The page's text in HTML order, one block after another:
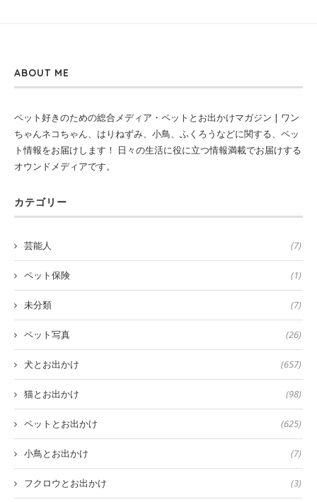
ABOUT ME
ペット好きのための総合メディア・ペットとお出かけマガジン | ワン
ちゃんネコちゃん、はりねずみ、小鳥、ふくろうなどに関する、ペッ
ト情報をお届けします！ 日々の生活に役に立つ情報満載でお届けする
オウンドメディアです。
カテゴリー
芸能人 (7)
ペット保険 (1)
未分類 (7)
ペット写真 (26)
犬とお出かけ (657)
猫とお出かけ (98)
ペットとお出かけ (625)
小鳥とお出かけ (7)
フクロウとお出かけ (3)